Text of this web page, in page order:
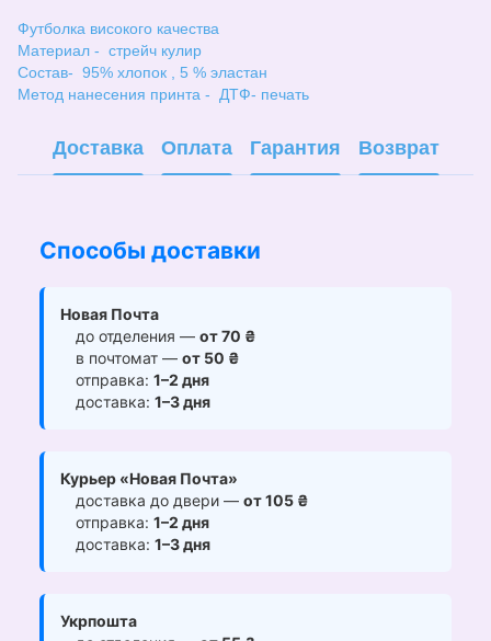
Футболка високого качества
Материал - стрейч кулир
Состав- 95% хлопок , 5 % эластан
Метод нанесения принта - ДТФ- печать
Доставка Оплата Гарантия Возврат
Способы доставки
Новая Почта
до отделения — от 70 ₴
в почтомат — от 50 ₴
отправка: 1–2 дня
доставка: 1–3 дня
Курьер «Новая Почта»
доставка до двери — от 105 ₴
отправка: 1–2 дня
доставка: 1–3 дня
Укрпошта